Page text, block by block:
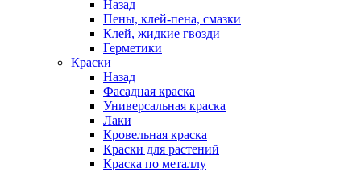
Назад
Пены, клей-пена, смазки
Клей, жидкие гвозди
Герметики
Краски
Назад
Фасадная краска
Универсальная краска
Лаки
Кровельная краска
Краски для растений
Краска по металлу